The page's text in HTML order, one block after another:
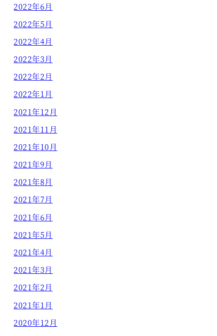
2022年6月
2022年5月
2022年4月
2022年3月
2022年2月
2022年1月
2021年12月
2021年11月
2021年10月
2021年9月
2021年8月
2021年7月
2021年6月
2021年5月
2021年4月
2021年3月
2021年2月
2021年1月
2020年12月